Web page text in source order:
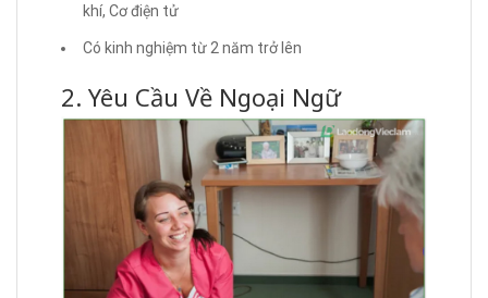
khí, Cơ điện tử
Có kinh nghiệm từ 2 năm trở lên
2. Yêu Cầu Về Ngoại Ngữ